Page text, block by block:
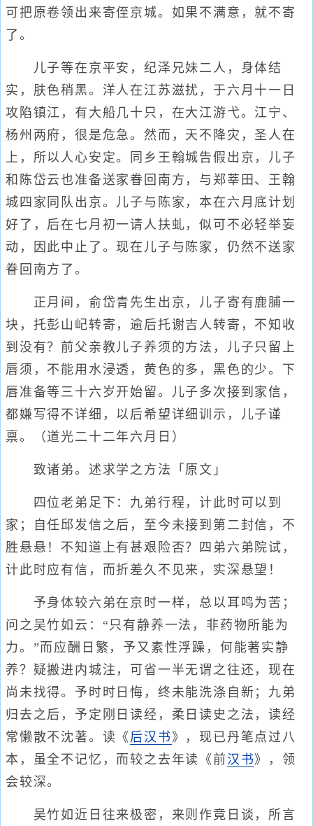
可把原卷领出来寄侄京城。如果不满意，就不寄
了。
儿子等在京平安，纪泽兄妹二人，身体结
实，肤色稍黑。洋人在江苏滋扰，于六月十一日
攻陷镇江，有大船几十只，在大江游弋。江宁、
杨州两府，很是危急。然而，天不降灾，圣人在
上，所以人心安定。同乡王翰城告假出京，儿子
和陈岱云也准备送家眷回南方，与郑莘田、王翰
城四家同队出京。儿子与陈家，本在六月底计划
好了，后在七月初一请人扶虬，似可不必轻举妄
动，因此中止了。现在儿子与陈家，仍然不送家
眷回南方了。
正月间，俞岱青先生出京，儿子寄有鹿脯一
块，托彭山屺转寄，逾后托谢吉人转寄，不知收
到没有？前父亲教儿子养须的方法，儿子只留上
唇须，不能用水浸透，黄色的多，黑色的少。下
唇准备等三十六岁开始留。儿子多次接到家信，
都嫌写得不详细，以后希望详细训示，儿子谨
禀。（道光二十二年六月日）
致诸弟。述求学之方法「原文」
四位老弟足下：九弟行程，计此时可以到
家；自任邱发信之后，至今未接到第二封信，不
胜悬悬！不知道上有甚艰险否？四弟六弟院试，
计此时应有信，而折差久不见来，实深悬望！
予身体较六弟在京时一样，总以耳鸣为苦；
问之吴竹如云：“只有静养一法，非药物所能为
力。”而应酬日繁，予又素性浮躁，何能著实静
养？疑搬进内城注，可省一半无谓之往还，现在
尚未找得。予时时日悔，终未能洗涤自新；九弟
归去之后，予定刚日读经，柔日读史之法，读经
常懒散不沈著。读《 后汉书 》，现已丹笔点过八
本，虽全不记忆，而较之去年读《前 汉书》，领
会较深。
吴竹如近日往来极密，来则作竟日谈，所言